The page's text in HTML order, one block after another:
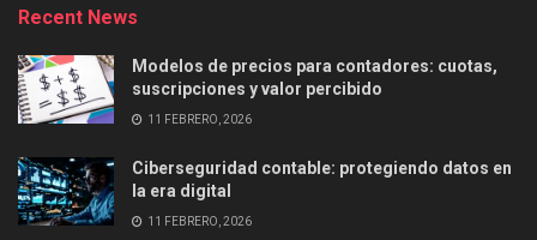
Recent News
Modelos de precios para contadores: cuotas,
suscripciones y valor percibido
11 FEBRERO, 2026
Ciberseguridad contable: protegiendo datos en
la era digital
11 FEBRERO, 2026